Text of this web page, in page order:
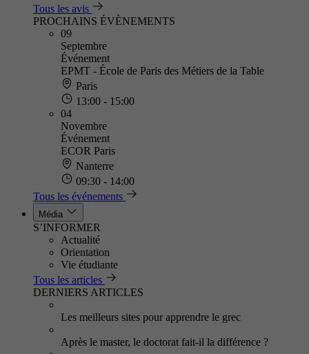
Tous les avis
PROCHAINS ÉVÈNEMENTS
09
Septembre
Événement
EPMT - École de Paris des Métiers de la Table
Paris
13:00 - 15:00
04
Novembre
Événement
ECOR Paris
Nanterre
09:30 - 14:00
Tous les événements
Média
S’INFORMER
Actualité
Orientation
Vie étudiante
Tous les articles
DERNIERS ARTICLES
Les meilleurs sites pour apprendre le grec
Après le master, le doctorat fait-il la différence ?